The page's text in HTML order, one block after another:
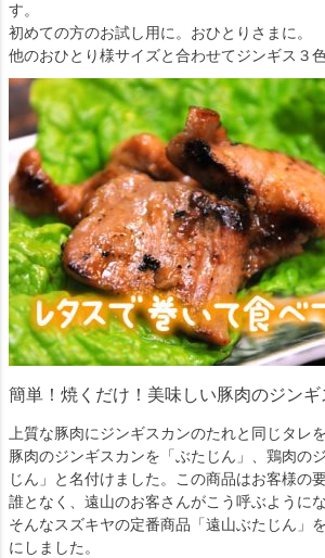
す。
初めての方のお試し用に。おひとりさまに。
他のおひとり様サイズと合わせてジンギス３
簡単！焼くだけ！美味しい豚肉のジンギ
上質な豚肉にジンギスカンのたれと同じタレ
豚肉のジンギスカンを「ぶたじん」、鶏肉の
じん」と名付けました。この商品はお客様の
誰となく、遠山のお客さんがこう呼ぶようにな
そんなスズキヤの定番商品「遠山ぶたじん」
にしました。